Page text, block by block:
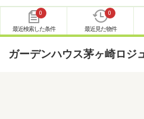
0
最近検索した条件
0
最近見た物件
ガーデンハウス茅ヶ崎ロジ